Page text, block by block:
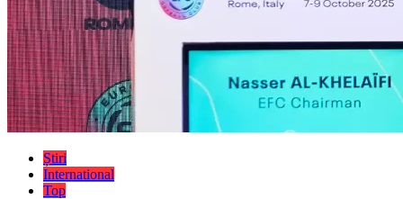
Știri
International
Top